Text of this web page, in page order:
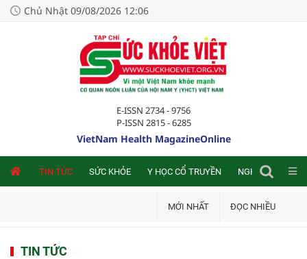
Chủ Nhật 09/08/2026 12:06
E-ISSN 2734 - 9756
P-ISSN 2815 - 6285
VietNam Health MagazineOnline
TIN TỨC SỨC KHỎE Y HỌC CỔ TRUYỀN NGHIÊN CỨU
MỚI NHẤT ĐỌC NHIỀU
TIN TỨC